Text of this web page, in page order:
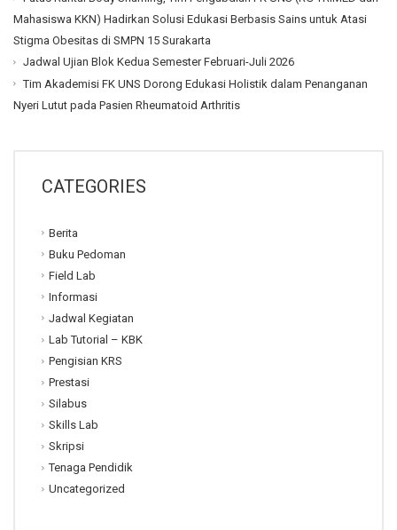
Mahasiswa KKN) Hadirkan Solusi Edukasi Berbasis Sains untuk Atasi
Stigma Obesitas di SMPN 15 Surakarta
Jadwal Ujian Blok Kedua Semester Februari-Juli 2026
Tim Akademisi FK UNS Dorong Edukasi Holistik dalam Penanganan
Nyeri Lutut pada Pasien Rheumatoid Arthritis
CATEGORIES
Berita
Buku Pedoman
Field Lab
Informasi
Jadwal Kegiatan
Lab Tutorial – KBK
Pengisian KRS
Prestasi
Silabus
Skills Lab
Skripsi
Tenaga Pendidik
Uncategorized